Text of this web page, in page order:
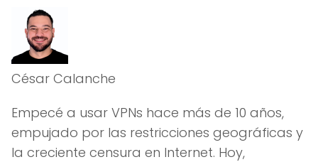
César Calanche
Empecé a usar VPNs hace más de 10 años,
empujado por las restricciones geográficas y
la creciente censura en Internet. Hoy,